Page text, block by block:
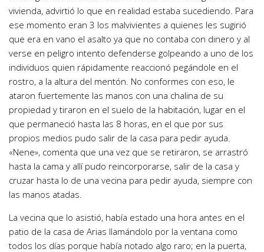
vivienda, advirtió lo que en realidad estaba sucediendo. Para
ese momento eran 3 los malvivientes a quienes les sugirió
que era en vano el asalto ya que no contaba con dinero y al
verse en peligro intento defenderse golpeando a uno de los
individuos quien rápidamente reaccionó pegándole en el
rostro, a la altura del mentón. No conformes con eso, le
ataron fuertemente las manos con una chalina de su
propiedad y tiraron en el suelo de la habitación, lugar en el
que permaneció hasta las 8 horas, en el que por sus
propios medios pudo salir de la casa para pedir ayuda.
«Nene», comenta que una vez que se retiraron, se arrastró
hasta la cama y allí pudo reincorporarse, salir de la casa y
cruzar hasta lo de una vecina para pedir ayuda, siempre con
las manos atadas.
La vecina que lo asistió, había estado una hora antes en el
patio de la casa de Arias llamándolo por la ventana como
todos los días porque había notado algo raro; en la puerta,